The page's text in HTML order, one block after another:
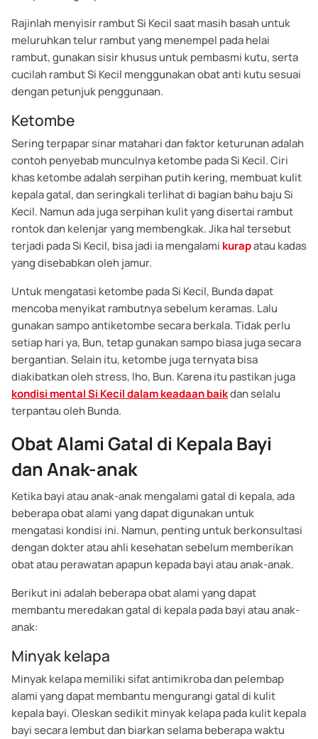
Rajinlah menyisir rambut Si Kecil saat masih basah untuk
meluruhkan telur rambut yang menempel pada helai
rambut, gunakan sisir khusus untuk pembasmi kutu, serta
cucilah rambut Si Kecil menggunakan obat anti kutu sesuai
dengan petunjuk penggunaan.
Ketombe
Sering terpapar sinar matahari dan faktor keturunan adalah
contoh penyebab munculnya ketombe pada Si Kecil. Ciri
khas ketombe adalah serpihan putih kering, membuat kulit
kepala gatal, dan seringkali terlihat di bagian bahu baju Si
Kecil. Namun ada juga serpihan kulit yang disertai rambut
rontok dan kelenjar yang membengkak. Jika hal tersebut
terjadi pada Si Kecil, bisa jadi ia mengalami kurapatau kadas
yang disebabkan oleh jamur.
Untuk mengatasi ketombe pada Si Kecil, Bunda dapat
mencoba menyikat rambutnya sebelum keramas. Lalu
gunakan sampo antiketombe secara berkala. Tidak perlu
setiap hari ya, Bun, tetap gunakan sampo biasa juga secara
bergantian. Selain itu, ketombe juga ternyata bisa
diakibatkan oleh stress, lho, Bun. Karena itu pastikan juga
kondisi mental Si Kecil dalam keadaan baikdan selalu
terpantau oleh Bunda.
Obat Alami Gatal di Kepala Bayi
dan Anak-anak
Ketika bayi atau anak-anak mengalami gatal di kepala, ada
beberapa obat alami yang dapat digunakan untuk
mengatasi kondisi ini. Namun, penting untuk berkonsultasi
dengan dokter atau ahli kesehatan sebelum memberikan
obat atau perawatan apapun kepada bayi atau anak-anak.
Berikut ini adalah beberapa obat alami yang dapat
membantu meredakan gatal di kepala pada bayi atau anak-
anak:
Minyak kelapa
Minyak kelapa memiliki sifat antimikroba dan pelembap
alami yang dapat membantu mengurangi gatal di kulit
kepala bayi. Oleskan sedikit minyak kelapa pada kulit kepala
bayi secara lembut dan biarkan selama beberapa waktu